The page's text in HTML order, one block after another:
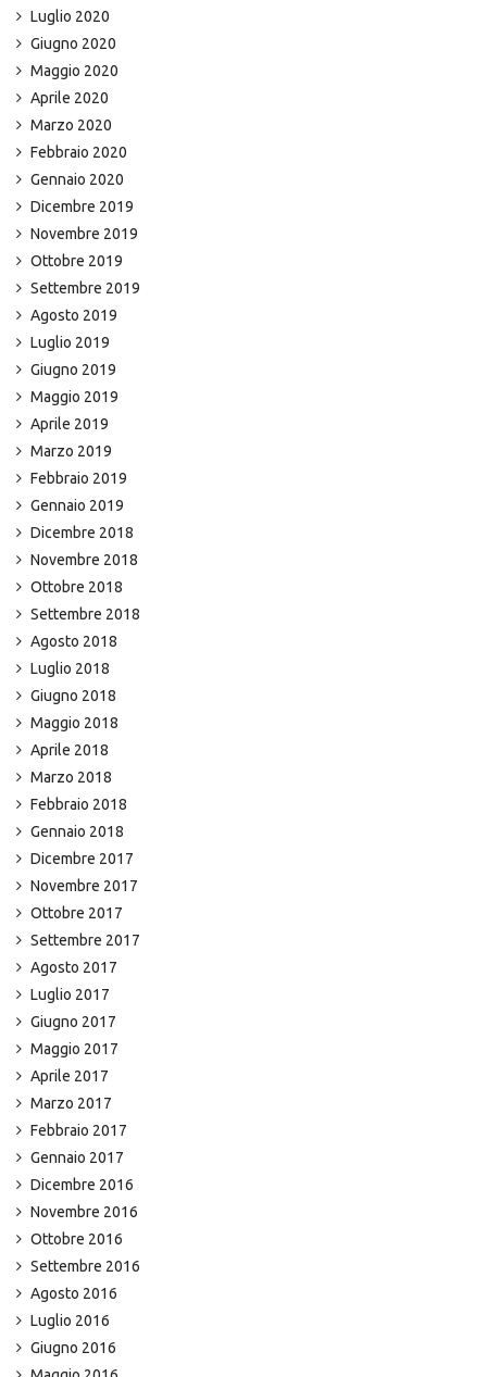
Luglio 2020
Giugno 2020
Maggio 2020
Aprile 2020
Marzo 2020
Febbraio 2020
Gennaio 2020
Dicembre 2019
Novembre 2019
Ottobre 2019
Settembre 2019
Agosto 2019
Luglio 2019
Giugno 2019
Maggio 2019
Aprile 2019
Marzo 2019
Febbraio 2019
Gennaio 2019
Dicembre 2018
Novembre 2018
Ottobre 2018
Settembre 2018
Agosto 2018
Luglio 2018
Giugno 2018
Maggio 2018
Aprile 2018
Marzo 2018
Febbraio 2018
Gennaio 2018
Dicembre 2017
Novembre 2017
Ottobre 2017
Settembre 2017
Agosto 2017
Luglio 2017
Giugno 2017
Maggio 2017
Aprile 2017
Marzo 2017
Febbraio 2017
Gennaio 2017
Dicembre 2016
Novembre 2016
Ottobre 2016
Settembre 2016
Agosto 2016
Luglio 2016
Giugno 2016